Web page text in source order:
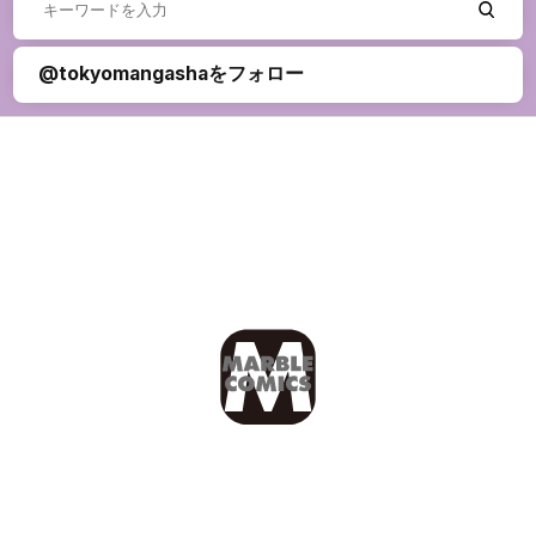
@tokyomangashaをフォロー